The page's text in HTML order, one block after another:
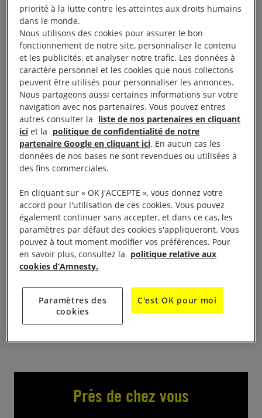
Stand d’info sur la surveillance algorithmique
Placette Munich, Quai Louis XVIII à Bordeaux (entre
Quinconces et Miroir d’eau)
Un camion/stand aux couleurs d’Amnesty sera
présent pour fournir des informations et expliquer
Algorithmique, dispositif inquiétant rendu possible
par la loi JO 2024.
Près de chez vous
priorité à la lutte contre les atteintes aux droits humains
dans le monde.
Nous utilisons des cookies pour assurer le bon
fonctionnement de notre site, personnaliser le contenu
et les publicités, et analyser notre trafic. Les données à
caractère personnel et les cookies que nous collectons
peuvent être utilisés pour personnaliser les annonces.
Nous partageons aussi certaines informations sur votre
navigation avec nos partenaires. Vous pouvez entres
autres consulter la liste de nos partenaires en cliquant
ici et la politique de confidentialité de notre
partenaire Google en cliquant ici. En aucun cas les
données de nos bases ne sont revendues ou utilisées à
des fins commerciales.
En cliquant sur « OK J'ACCEPTE », vous donnez votre
accord pour l'utilisation de ces cookies. Vous pouvez
également continuer sans accepter, et dans ce cas, les
paramètres par défaut des cookies s'appliqueront. Vous
pouvez à tout moment modifier vos préférences. Pour
en savoir plus, consultez la politique relative aux
cookies d’Amnesty.
Paramètres des
cookies
C'est OK pour moi